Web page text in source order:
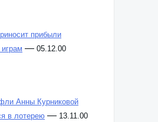
прибыли
— 05.12.00
Анны Курниковой
в лотерею — 13.11.00